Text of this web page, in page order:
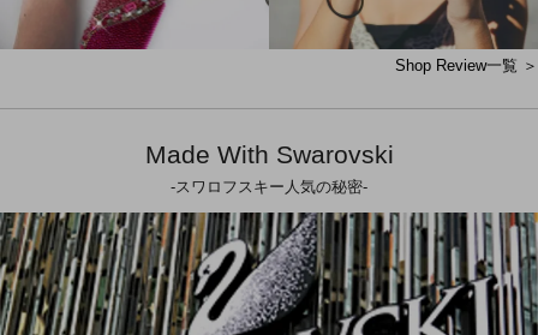
Shop Review一覧 ＞
Made With Swarovski
-スワロフスキー人気の秘密-